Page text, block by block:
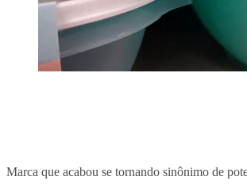
Marca que acabou se tornando sinônimo de